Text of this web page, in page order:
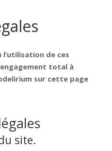
de ces
total à
sur cette page
site.